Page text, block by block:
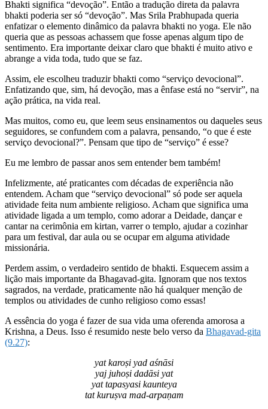
Bhakti significa “devoção”. Então a tradução direta da palavra
bhakti poderia ser só “devoção”. Mas Srila Prabhupada queria
enfatizar o elemento dinâmico da palavra bhakti no yoga. Ele não
queria que as pessoas achassem que fosse apenas algum tipo de
sentimento. Era importante deixar claro que bhakti é muito ativo e
abrange a vida toda, tudo que se faz.
Assim, ele escolheu traduzir bhakti como “serviço devocional”.
Enfatizando que, sim, há devoção, mas a ênfase está no “servir”, na
ação prática, na vida real.
Mas muitos, como eu, que leem seus ensinamentos ou daqueles seus
seguidores, se confundem com a palavra, pensando, “o que é este
serviço devocional?”. Pensam que tipo de “serviço” é esse?
Eu me lembro de passar anos sem entender bem também!
Infelizmente, até praticantes com décadas de experiência não
entendem. Acham que “serviço devocional” só pode ser aquela
atividade feita num ambiente religioso. Acham que significa uma
atividade ligada a um templo, como adorar a Deidade, dançar e
cantar na cerimônia em kirtan, varrer o templo, ajudar a cozinhar
para um festival, dar aula ou se ocupar em alguma atividade
missionária.
Perdem assim, o verdadeiro sentido de bhakti. Esquecem assim a
lição mais importante da Bhagavad-gita. Ignoram que nos textos
sagrados, na verdade, praticamente não há qualquer menção de
templos ou atividades de cunho religioso como essas!
A essência do yoga é fazer de sua vida uma oferenda amorosa a
Krishna, a Deus. Isso é resumido neste belo verso da Bhagavad-gita
(9.27):
yat karoṣi yad aśnāsi
yaj juhoṣi dadāsi yat
yat tapasyasi kaunteya
tat kuruṣva mad-arpaṇam